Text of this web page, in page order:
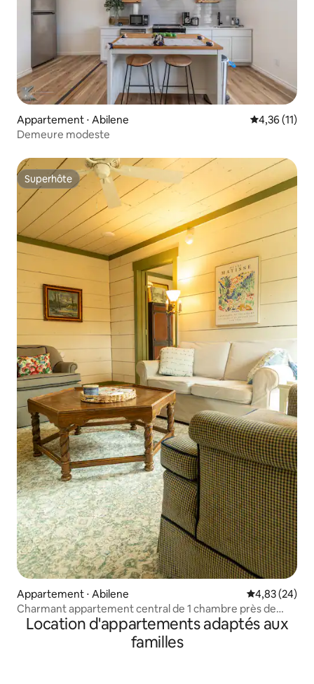
Appartement ⋅ Abilene Évaluation
4,36 (11)
Demeure modeste
Superhôte
Superhôte
Appartement ⋅ Abilene Évaluation
4,83 (24)
Charmant appartement central de 1 chambre près de
l'ACU, centre-ville
Location d'appartements adaptés aux
familles